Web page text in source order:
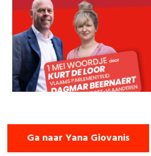
Ga naar Yana Giovanis